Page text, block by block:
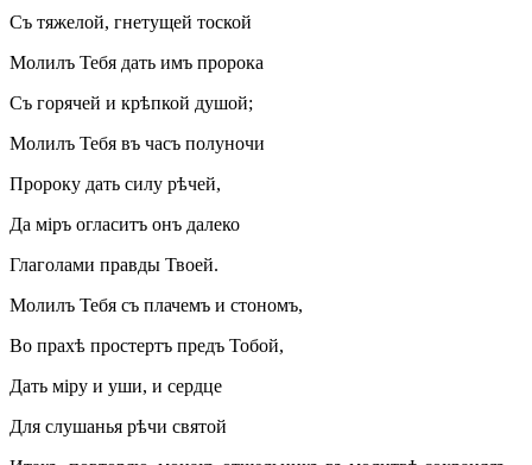
Съ тяжелой, гнетущей тоской
Молилъ Тебя дать имъ пророка
Съ горячей и крѣпкой душой;
Молилъ Тебя въ часъ полуночи
Пророку дать силу рѣчей,
Да міръ огласитъ онъ далеко
Глаголами правды Твоей.
Молилъ Тебя съ плачемъ и стономъ,
Во прахѣ простертъ предъ Тобой,
Дать міру и уши, и сердце
Для слушанья рѣчи святой